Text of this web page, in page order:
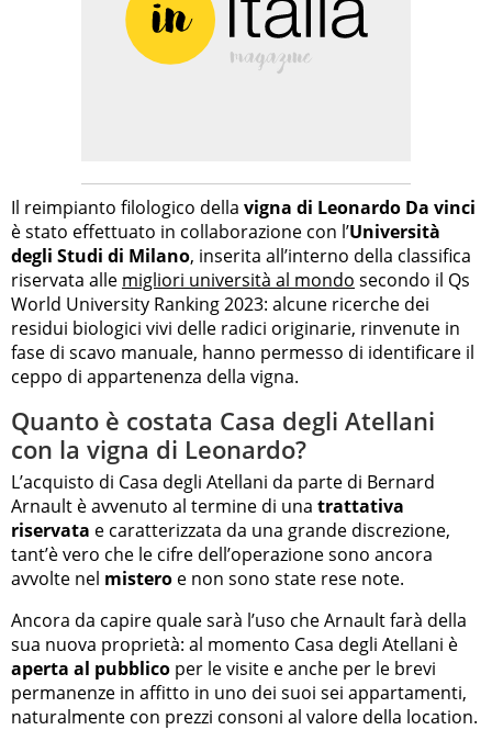
Il reimpianto filologico della vigna di Leonardo Da vinci
è stato effettuato in collaborazione con l’Università
degli Studi di Milano, inserita all’interno della classifica
riservata alle migliori università al mondo secondo il Qs
World University Ranking 2023: alcune ricerche dei
residui biologici vivi delle radici originarie, rinvenute in
fase di scavo manuale, hanno permesso di identificare il
ceppo di appartenenza della vigna.
Quanto è costata Casa degli Atellani
con la vigna di Leonardo?
L’acquisto di Casa degli Atellani da parte di Bernard
Arnault è avvenuto al termine di una trattativa
riservata e caratterizzata da una grande discrezione,
tant’è vero che le cifre dell’operazione sono ancora
avvolte nel mistero e non sono state rese note.
Ancora da capire quale sarà l’uso che Arnault farà della
sua nuova proprietà: al momento Casa degli Atellani è
aperta al pubblico per le visite e anche per le brevi
permanenze in affitto in uno dei suoi sei appartamenti,
naturalmente con prezzi consoni al valore della location.